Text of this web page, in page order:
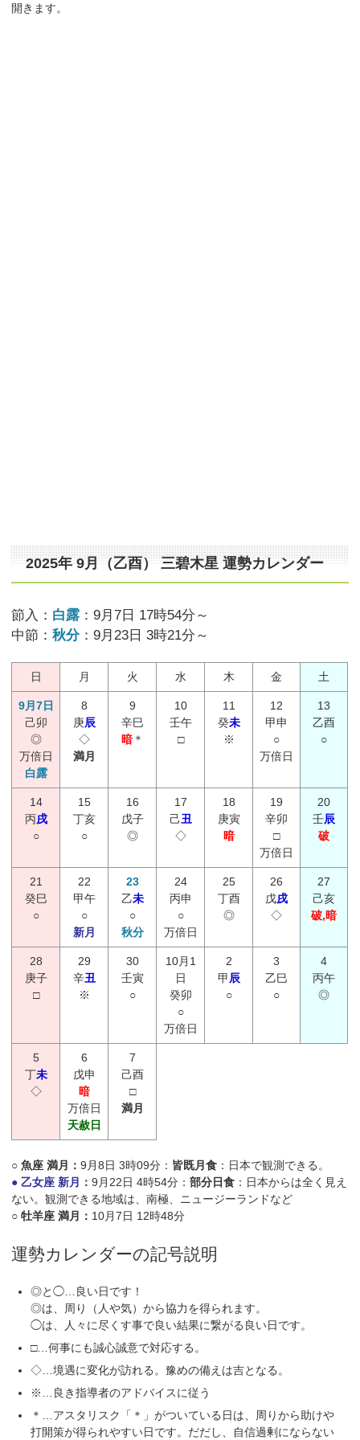
開きます。
2025年 9月（乙酉） 三碧木星 運勢カレンダー
節入： 白露 ：9月7日 17時54分～
中節：秋分 ：9月23日 3時21分～
日 月 火 水 木 金 土
9月7日
己卯
◎
万倍日
白露
8
庚辰
◇
満月
9
辛巳
暗＊
10
壬午
□
11
癸未
※
12
甲申
○
万倍日
13
乙酉
○
14
丙戌
○
15
丁亥
○
16
戊子
◎
17
己丑
◇
18
庚寅
暗
19
辛卯
□
万倍日
20
壬辰
破
21
癸巳
○
22
甲午
○
新月
23
乙未
○
秋分
24
丙申
○
万倍日
25
丁酉
◎
26
戊戌
◇
27
己亥
破,暗
28
庚子
□
29
辛丑
※
30
壬寅
○
10月1
日
癸卯
○
万倍日
2
甲辰
○
3
乙巳
○
4
丙午
◎
5
丁未
◇
6
戊申
暗
万倍日
天赦日
7
己酉
□
満月
○ 魚座 満月：9月8日 3時09分： 皆既月食 ：日本で観測できる。
● 乙女座 新月：9月22日 4時54分：部分日食 ：日本からは全く見え
ない。観測できる地域は、南極、ニュージーランドなど
○ 牡羊座 満月： 10月7日 12時48分
運勢カレンダーの記号説明
◎と◯…良い日です！
◎は、周り（人や気）から協力を得られます。
◯は、人々に尽くす事で良い結果に繋がる良い日です。
□…何事にも誠心誠意で対応する。
◇…境遇に変化が訪れる。豫めの備えは吉となる。
※…良き指導者のアドバイスに従う
＊…アスタリスク「＊」がついている日は、周りから助けや
打開策が得られやすい日です。だだし、自信過剰にならない